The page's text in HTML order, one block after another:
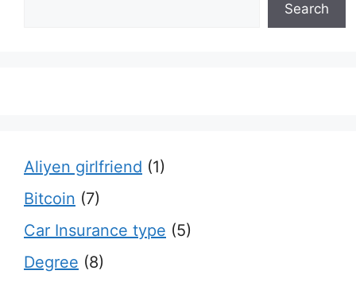
Search
Aliyen girlfriend (1)
Bitcoin (7)
Car Insurance type (5)
Degree (8)